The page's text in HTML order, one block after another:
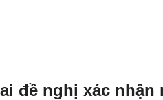
đề nghị xác